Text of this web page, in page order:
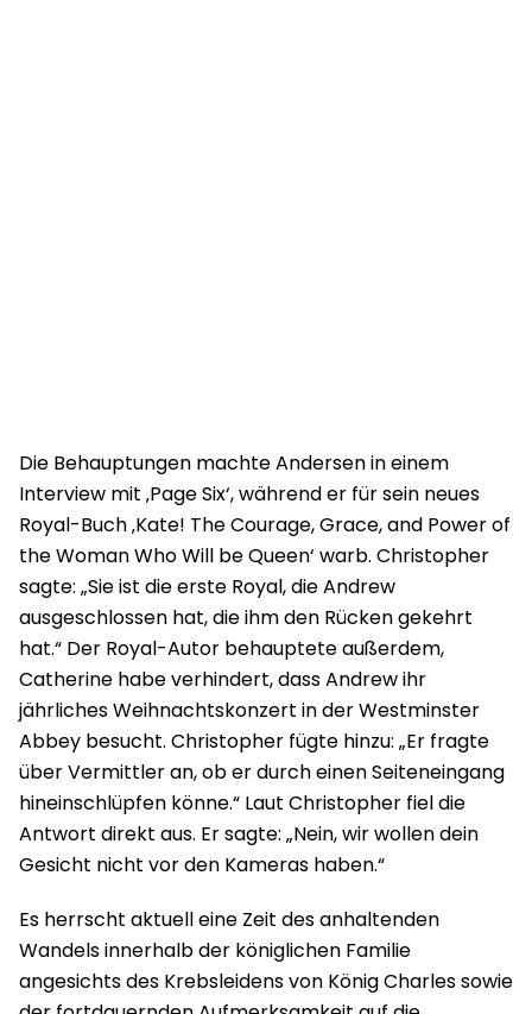
Die Behauptungen machte Andersen in einem
Interview mit ‚Page Six‘, während er für sein neues
Royal-Buch ‚Kate! The Courage, Grace, and Power of
the Woman Who Will be Queen‘ warb. Christopher
sagte: „Sie ist die erste Royal, die Andrew
ausgeschlossen hat, die ihm den Rücken gekehrt
hat.“ Der Royal-Autor behauptete außerdem,
Catherine habe verhindert, dass Andrew ihr
jährliches Weihnachtskonzert in der Westminster
Abbey besucht. Christopher fügte hinzu: „Er fragte
über Vermittler an, ob er durch einen Seiteneingang
hineinschlüpfen könne.“ Laut Christopher fiel die
Antwort direkt aus. Er sagte: „Nein, wir wollen dein
Gesicht nicht vor den Kameras haben.“
Es herrscht aktuell eine Zeit des anhaltenden
Wandels innerhalb der königlichen Familie
angesichts des Krebsleidens von König Charles sowie